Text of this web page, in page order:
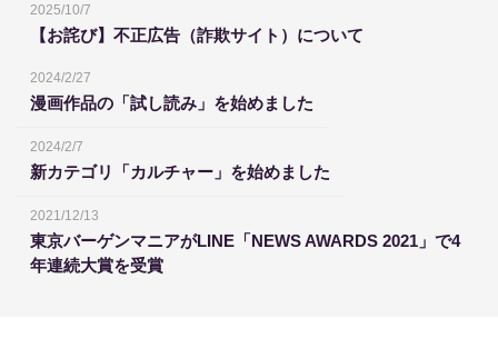
2025/10/7
【お詫び】不正広告（詐欺サイト）について
2024/2/27
漫画作品の「試し読み」を始めました
2024/2/7
新カテゴリ「カルチャー」を始めました
2021/12/13
東京バーゲンマニアがLINE「NEWS AWARDS 2021」で4
年連続大賞を受賞